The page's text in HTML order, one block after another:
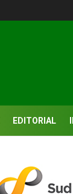
EDITORIAL